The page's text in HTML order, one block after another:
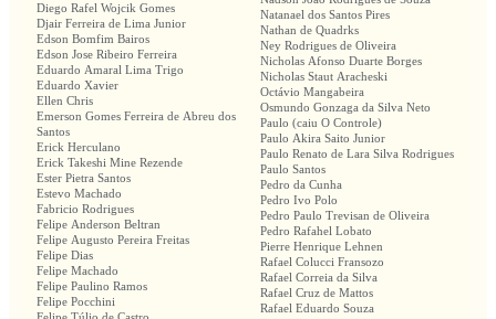
Diego Rafel Wojcik Gomes
Djair Ferreira de Lima Junior
Edson Bomfim Bairos
Edson Jose Ribeiro Ferreira
Eduardo Amaral Lima Trigo
Eduardo Xavier
Ellen Chris
Emerson Gomes Ferreira de Abreu dos
Santos
Erick Herculano
Erick Takeshi Mine Rezende
Ester Pietra Santos
Estevo Machado
Fabricio Rodrigues
Felipe Anderson Beltran
Felipe Augusto Pereira Freitas
Felipe Dias
Felipe Machado
Felipe Paulino Ramos
Felipe Pocchini
Natanael dos Santos Pires
Nathan de Quadrks
Ney Rodrigues de Oliveira
Nicholas Afonso Duarte Borges
Nicholas Staut Aracheski
Octávio Mangabeira
Osmundo Gonzaga da Silva Neto
Paulo (caiu O Controle)
Paulo Akira Saito Junior
Paulo Renato de Lara Silva Rodrigues
Paulo Santos
Pedro da Cunha
Pedro Ivo Polo
Pedro Paulo Trevisan de Oliveira
Pedro Rafahel Lobato
Pierre Henrique Lehnen
Rafael Colucci Fransozo
Rafael Correia da Silva
Rafael Cruz de Mattos
Rafael Eduardo Souza